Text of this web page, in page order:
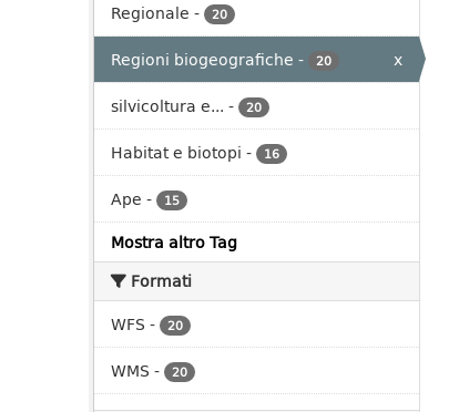
Regionale - 20
Regioni biogeografiche - 20
x
silvicoltura e... - 20
Habitat e biotopi - 16
Ape - 15
Mostra altro Tag
Formati
WFS - 20
WMS - 20